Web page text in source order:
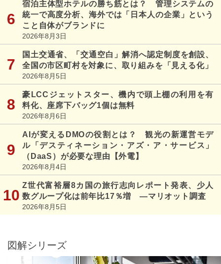
宿泊主体型ホテルの勝ち筋とは？ 管理システムの
統一で高度分析、海外では「日本人の企業」という
こと自体がブランドに
2026年8月3日
国土交通省、「交通空白」解消へ認定制度を創設、
全国の市区町村を対象に、取り組みを「見える化」
2026年8月5日
豪LCCジェットスター、機内で頭上棚の利用を有
料化、座席下バッグ1個は無料
2026年8月6日
AIが変えるDMOの役割とは？ 観光の新運営モデ
ル「デスティネーション・アズ・ア・サービス」
（DaaS）が必要な理由【外電】
2026年8月4日
Z世代富裕層8カ国の旅行志向レポート発表、少人
数グループ化は前年比17％増 ―マリオット調査
2026年8月5日
図解シリーズ